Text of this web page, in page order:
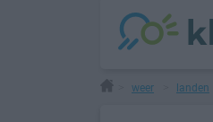
weer landen